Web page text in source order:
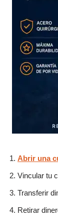
Abrir una
Vincular tu
Transferir
Retirar